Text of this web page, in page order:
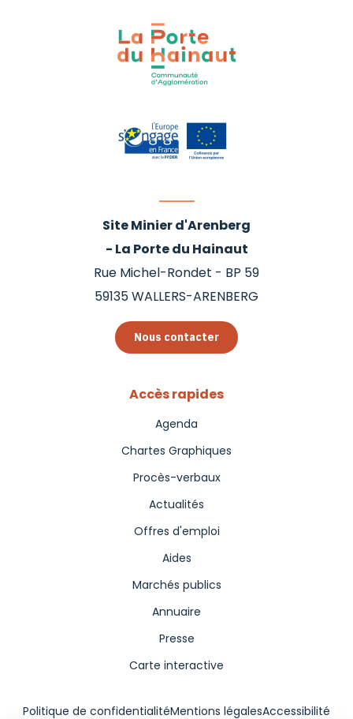
Site Minier d'Arenberg
- La Porte du Hainaut
Rue Michel-Rondet - BP 59
59135WALLERS-ARENBERG
Nous contacter
Accès rapides
Agenda
Chartes Graphiques
Procès-verbaux
Actualités
Offres d'emploi
Aides
Marchés publics
Annuaire
Presse
Carte interactive
Politique de confidentialitéMentions légalesAccessibilité